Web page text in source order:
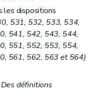
les dispositions
531, 532, 533, 534,
541, 542, 543, 544,
551, 552, 553, 554,
561, 562, 563 et 564)
Des définitions